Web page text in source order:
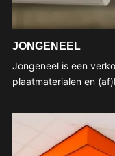
JONGENEEL
Jongeneel is een
plaatmaterialen en